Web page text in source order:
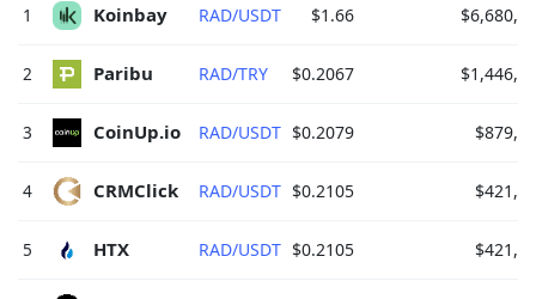
1 Koinbay RAD/USDT $1.66
2 Paribu RAD/TRY $0.2067
3 CoinUp.io RAD/USDT $0.2079
4 CRMClick RAD/USDT $0.2105
5 HTX RAD/USDT $0.2105